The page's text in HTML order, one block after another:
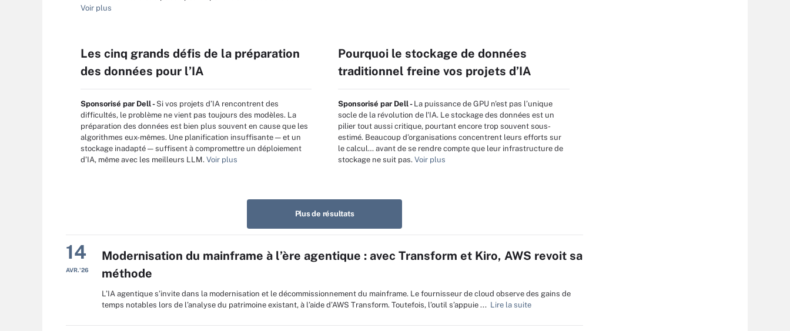
Voir plus
Les cinq grands défis de la préparation
des données pour l’IA
Sponsorisé par Dell - Si vos projets d’IA rencontrent des
difficultés, le problème ne vient pas toujours des modèles. La
préparation des données est bien plus souvent en cause que les
algorithmes eux-mêmes. Une planification insuffisante — et un
stockage inadapté — suffisent à compromettre un déploiement
d’IA, même avec les meilleurs LLM. Voir plus
Pourquoi le stockage de données
traditionnel freine vos projets d’IA
Sponsorisé par Dell - La puissance de GPU n'est pas l’unique
socle de la révolution de l'IA. Le stockage des données est un
pilier tout aussi critique, pourtant encore trop souvent sous-
estimé. Beaucoup d’organisations concentrent leurs efforts sur
le calcul… avant de se rendre compte que leur infrastructure de
stockage ne suit pas. Voir plus
Plus de résultats
14
AVR.'26
Modernisation du mainframe à l’ère agentique : avec Transform et Kiro, AWS revoit sa
méthode
L’IA agentique s’invite dans la modernisation et le décommissionnement du mainframe. Le fournisseur de cloud observe des gains de
temps notables lors de l’analyse du patrimoine existant, à l’aide d’AWS Transform. Toutefois, l’outil s’appuie ... Lire la suite